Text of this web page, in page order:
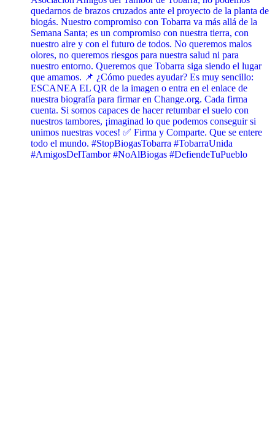
quedarnos de brazos cruzados ante el proyecto de la planta de
biogás. Nuestro compromiso con Tobarra va más allá de la
Semana Santa; es un compromiso con nuestra tierra, con
nuestro aire y con el futuro de todos. No queremos malos
olores, no queremos riesgos para nuestra salud ni para
nuestro entorno. Queremos que Tobarra siga siendo el lugar
que amamos. 📌 ¿Cómo puedes ayudar? Es muy sencillo:
ESCANEA EL QR de la imagen o entra en el enlace de
nuestra biografía para firmar en Change.org. Cada firma
cuenta. Si somos capaces de hacer retumbar el suelo con
nuestros tambores, ¡imaginad lo que podemos conseguir si
unimos nuestras voces! ✅ Firma y Comparte. Que se entere
todo el mundo. #StopBiogasTobarra #TobarraUnida
#AmigosDelTambor #NoAlBiogas #DefiendeTuPueblo